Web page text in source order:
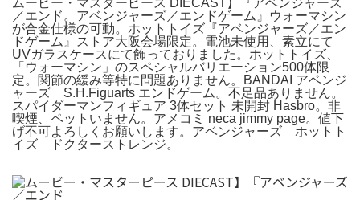
／エンド。アベンジャーズ／エンドゲーム』ウォーマシン
が合金仕様の可動。ホットトイズ『アベンジャーズ／エン
ドゲーム』ストア大阪会場限定。電池未使用、素立にて
UVガラスケースにて飾っておりました。ホットトイズ、
「ウォーマシン」のスペシャルバリエーション500体限
定。関節の緩み等特に問題ありません。BANDAI アベンジ
ャーズ S.H.Figuarts エンドゲーム。不足品ありません。
スパイダーマンフィギュア 3体セット 未開封 Hasbro。非
喫煙、ペットいません。アメコミ neca jimmy page。値下
げ不可よろしくお願いします。アベンジャーズ ホットト
イズ ドクターストレンジ。